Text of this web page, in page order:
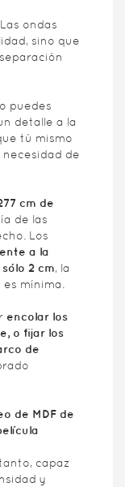
ondas
sino que
puedes
detalle a la
tú mismo
necesidad de
cm de
de las
Los
a la
2 cm, la
mínima.
encolar los
o fijar los
de
de MDF de
tanto, capaz
y